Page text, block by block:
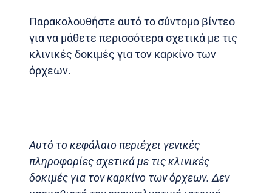
Παρακολουθήστε αυτό το σύντομο βίντεο
για να μάθετε περισσότερα σχετικά με τις
κλινικές δοκιμές για τον καρκίνο των
όρχεων.
Αυτό το κεφάλαιο περιέχει γενικές
πληροφορίες σχετικά με τις κλινικές
δοκιμές για τον καρκίνο των όρχεων. Δεν